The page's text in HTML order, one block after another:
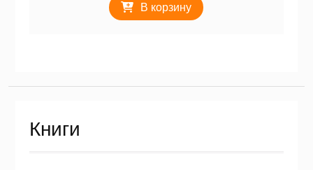
В корзину
Книги